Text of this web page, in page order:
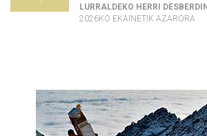
LURRALDEKO HERRI
2026KO EKAINETIK AZARORA